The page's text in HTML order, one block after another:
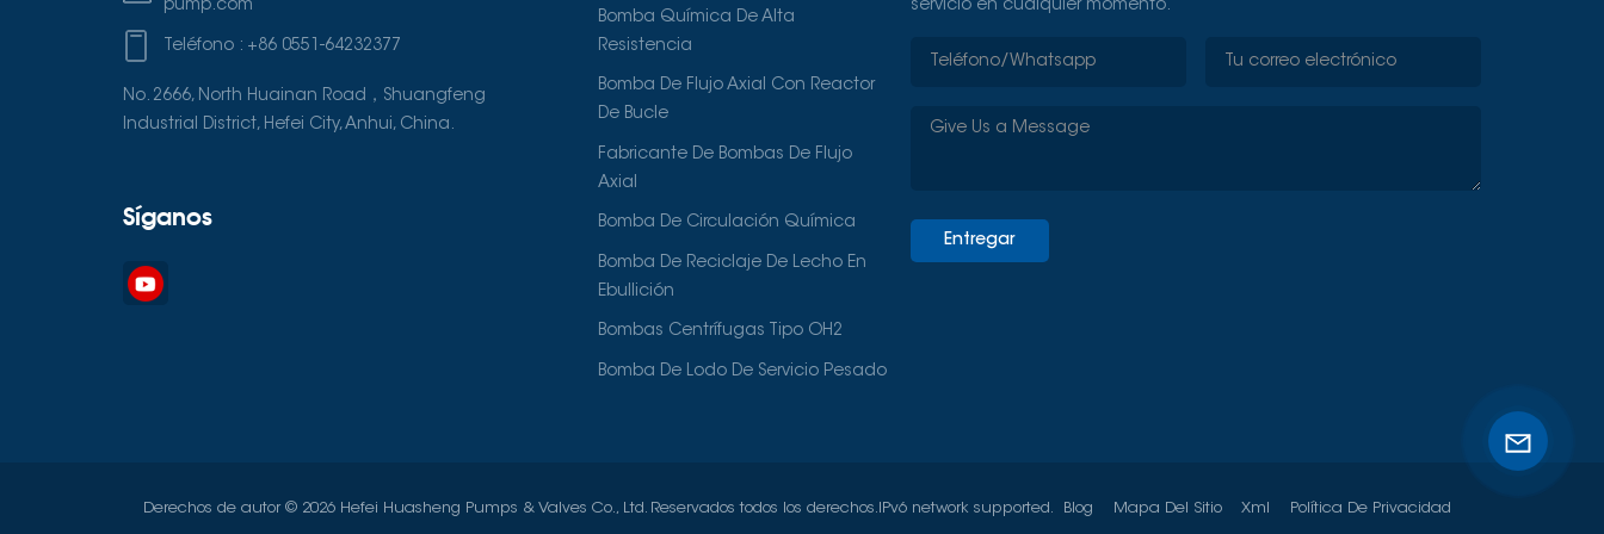
pump.com
Teléfono : +86 0551-64232377
No. 2666, North Huainan Road，Shuangfeng
Industrial District, Hefei City, Anhui, China.
Síganos
Bomba Química De Alta
Resistencia
Bomba De Flujo Axial Con Reactor
De Bucle
Fabricante De Bombas De Flujo
Axial
Bomba De Circulación Química
Bomba De Reciclaje De Lecho En
Ebullición
Bombas Centrífugas Tipo OH2
Bomba De Lodo De Servicio Pesado
servicio en cualquier momento.
Entregar
Derechos de autor © 2026 Hefei Huasheng Pumps & Valves Co., Ltd. Reservados todos los derechos. IPv6 network supported. Blog Mapa Del Sitio Xml Política De Privacidad